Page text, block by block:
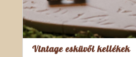
Vintage esküvői kellékek